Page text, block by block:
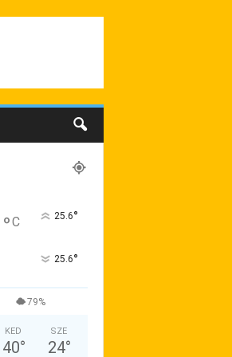
°C 25.6°
25.6°
79%
KED
40°
SZE
24°